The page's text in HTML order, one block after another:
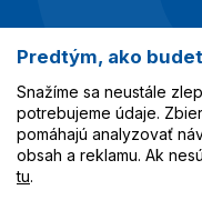
Najobľúbenejšie
Služby
Všetko o nákupe
Predtým, ako
Snažíme sa neustále
potrebujeme údaje.
pomáhajú analyzovať
obsah a reklamu. Ak
tu.